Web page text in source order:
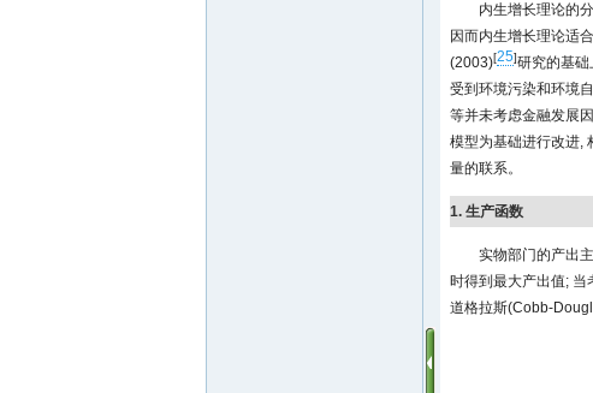
内生增长理论的
因而内生增长理论适
(2003)[25]研究的基
受到环境污染和环境
等并未考虑金融发展
模型为基础进行改进,
量的联系。
1. 生产函数
实物部门的产出
时得到最大产出值; 当
道格拉斯(Cobb-